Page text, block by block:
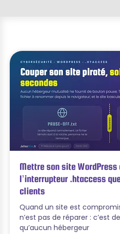
Mettre son site WordPress
l’interrupteur .htaccess
clients
Quand un site est
n’est pas de réparer : c’est
qu’aucun hébergeur